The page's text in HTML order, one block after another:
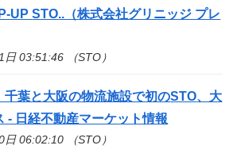
UPSTO..（株式会社グリニッジ プレ
03:51:46 （STO）
千葉と大阪の物流施設で初のSTO、大
- 日経不動産マーケット情報
06:02:10 （STO）